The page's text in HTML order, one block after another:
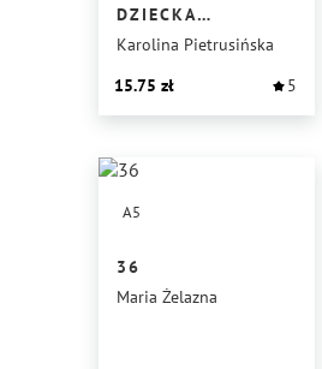
DZIECKA
DO PRZEDSZKOLA
Karolina Pietrusińska
15.75
5
A5
36
Maria Żelazna